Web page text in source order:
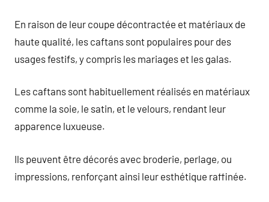
En raison de leur coupe décontractée et matériaux de
haute qualité, les caftans sont populaires pour des
usages festifs, y compris les mariages et les galas.
Les caftans sont habituellement réalisés en matériaux
comme la soie, le satin, et le velours, rendant leur
apparence luxueuse.
Ils peuvent être décorés avec broderie, perlage, ou
impressions, renforçant ainsi leur esthétique raffinée.